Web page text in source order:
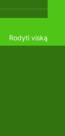
Rodyti viską